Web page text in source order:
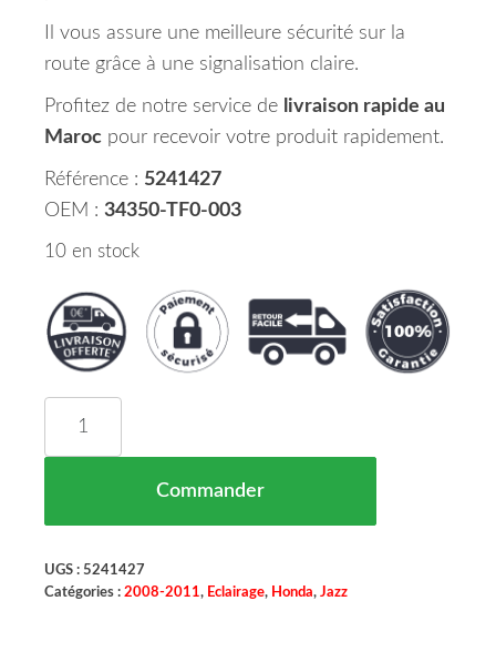
Il vous assure une meilleure sécurité sur la
route grâce à une signalisation claire.
Profitez de notre service de livraison rapide au
Maroc pour recevoir votre produit rapidement.
Référence : 5241427
OEM : 34350-TF0-003
10 en stock
Commander
UGS : 5241427
Catégories : 2008-2011, Eclairage, Honda, Jazz